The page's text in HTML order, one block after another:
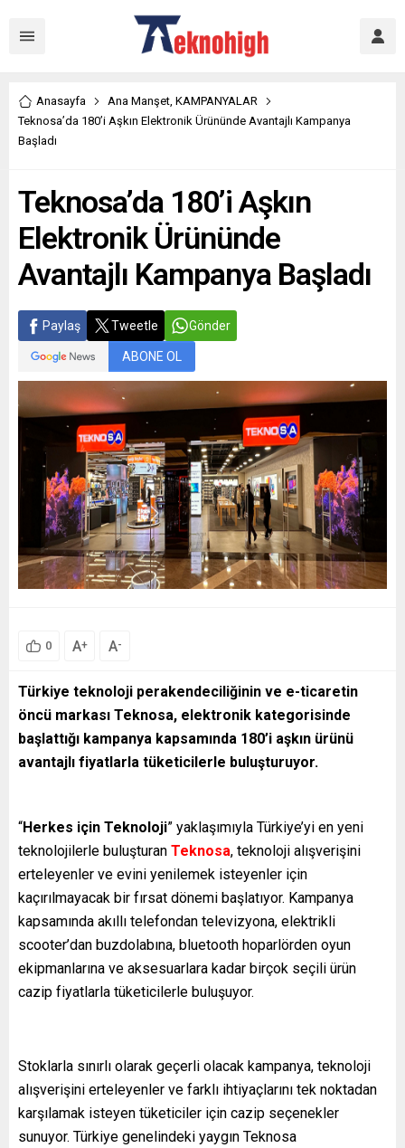
Anasayfa Ana Manşet, KAMPANYALAR
Teknosa’da 180’i Aşkın Elektronik Ürününde Avantajlı Kampanya
Başladı
Teknosa’da 180’i Aşkın
Elektronik Ürününde
Avantajlı Kampanya Başladı
Paylaş Tweetle Gönder
ABONE OL
0 A+ A-
Türkiye teknoloji perakendeciliğinin ve e-ticaretin
öncü markası Teknosa, elektronik kategorisinde
başlattığı kampanya kapsamında 180’i aşkın ürünü
avantajlı fiyatlarla tüketicilerle buluşturuyor.
“Herkes için Teknoloji” yaklaşımıyla Türkiye’yi en yeni
teknolojilerle buluşturan Teknosa, teknoloji alışverişini
erteleyenler ve evini yenilemek isteyenler için
kaçırılmayacak bir fırsat dönemi başlatıyor. Kampanya
kapsamında akıllı telefondan televizyona, elektrikli
scooter’dan buzdolabına, bluetooth hoparlörden oyun
ekipmanlarına ve aksesuarlara kadar birçok seçili ürün
cazip fiyatlarla tüketicilerle buluşuyor.
Stoklarla sınırlı olarak geçerli olacak kampanya, teknoloji
alışverişini erteleyenler ve farklı ihtiyaçlarını tek noktadan
karşılamak isteyen tüketiciler için cazip seçenekler
sunuyor. Türkiye genelindeki yaygın Teknosa